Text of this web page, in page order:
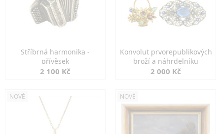
Stříbrná harmonika -
přívěsek
2 100 Kč
Konvolut prvorepublikových
broží a náhrdelníku
2 000 Kč
NOVÉ NOVÉ